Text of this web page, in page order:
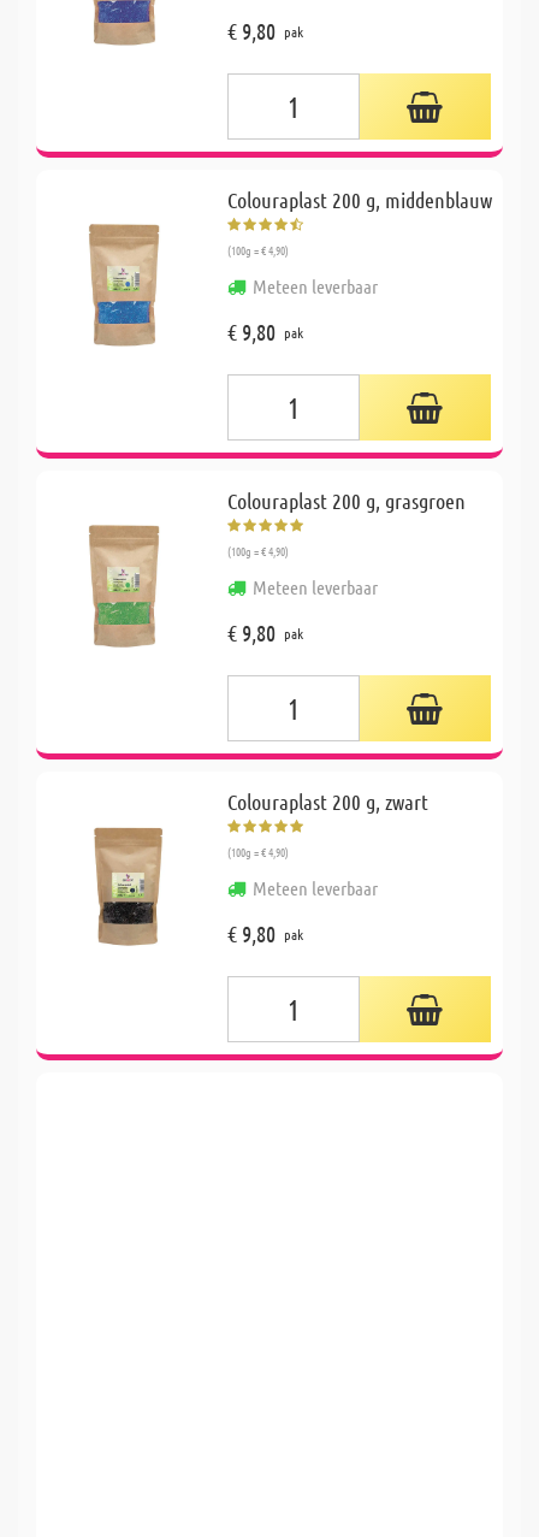
€ 9,80 pak
Colouraplast 200 g, middenblauw
(100g = € 4,90)
Meteen leverbaar
€ 9,80 pak
Colouraplast 200 g, grasgroen
(100g = € 4,90)
Meteen leverbaar
€ 9,80 pak
Colouraplast 200 g, zwart
(100g = € 4,90)
Meteen leverbaar
€ 9,80 pak